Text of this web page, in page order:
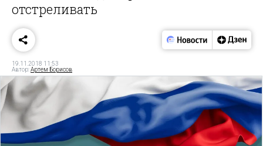
отстреливать
19.11.2018 11:53
Автор:Артем Борисов